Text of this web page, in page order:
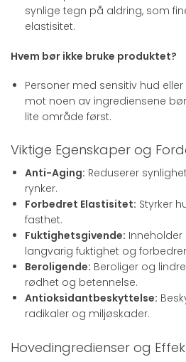
synlige tegn på aldring, som
elastisitet.
Hvem bør ikke bruke produktet?
Personer med sensitiv hud
mot noen av ingrediensene
lite område først.
Viktige Egenskaper og
Anti-Aging: Reduserer
rynker.
Forbedret Elastisitet: Styrker
fasthet.
Fuktighetsgivende:
langvarig fuktighet og
Beroligende: Beroliger og
rødhet og betennelse.
Antioksidantbeskyttelse:
radikaler og miljøskader.
Hovedingredienser og